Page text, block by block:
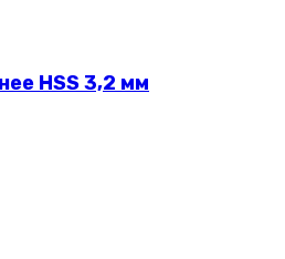
HSS 3,2 мм